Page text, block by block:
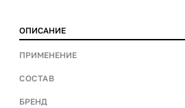
ОПИСАНИЕ
ПРИМЕНЕНИЕ
СОСТАВ
БРЕНД